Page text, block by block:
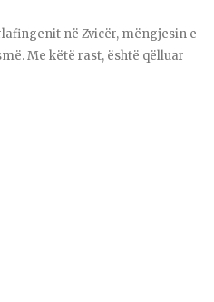
në Zvicër, mëngjesin e
Me këtë rast, është qëlluar